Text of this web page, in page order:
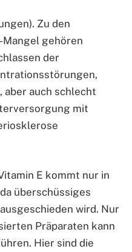
Zu den
Mangel gehören
der
aber auch schlecht
mit
E kommt nur in
überschüssiges
wird. Nur
Präparaten kann
Hier sind die